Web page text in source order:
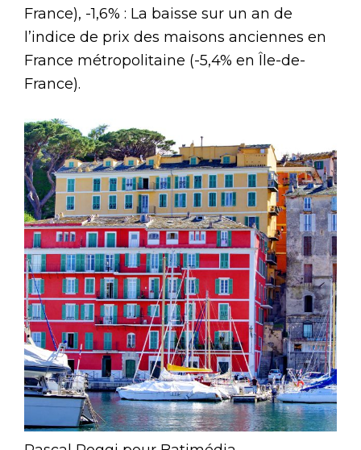
France), -1,6% : La baisse sur un an de
l’indice de prix des maisons anciennes en
France métropolitaine (-5,4% en Île-de-
France).